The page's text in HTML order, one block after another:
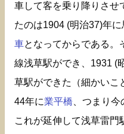
車して客を乗り降りさせ
たのは1904 (明治37)年
車となってからである。
線浅草駅ができ、1931 (
草駅ができた（細かいこ
44年に業平橋 、つまり
これが延伸して浅草雷門